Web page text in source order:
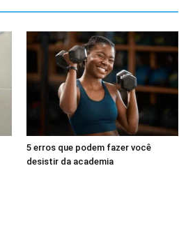
5 erros que podem fazer você
desistir da academia